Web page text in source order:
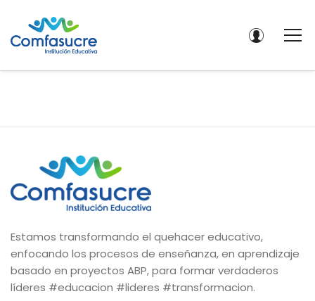
Estamos transformando el quehacer educativo,
enfocando los procesos de enseñanza, en aprendizaje
basado en proyectos ABP, para formar verdaderos
líderes #educacion #lideres #transformacion.